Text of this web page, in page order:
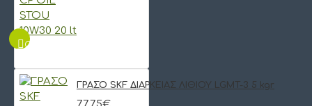
QUICKVIEW
ΓΡΑΣΟ SKF ΔΙΑΡΚΕΙΑΣ ΛΙΘΙΟΥ LGMT-3 5 kgr